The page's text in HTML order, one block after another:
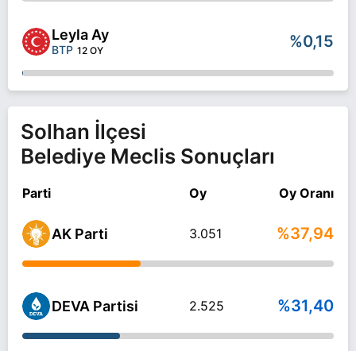
Leyla Ay
BTP 12 OY %0,15
Solhan İlçesi
Belediye Meclis Sonuçları
Parti Oy Oy Oranı
AK Parti 3.051 %37,94
DEVA Partisi 2.525 %31,40